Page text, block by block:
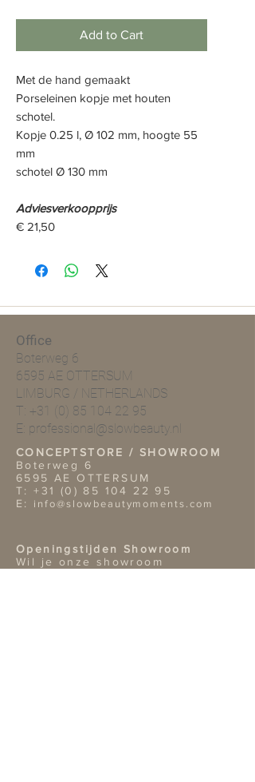
Add to Cart
Met de hand gemaakt
Porseleinen kopje met houten
schotel.
Kopje 0.25 l, Ø 102 mm, hoogte 55
mm
schotel Ø 130 mm
Adviesverkoopprijs
€ 21,50
Office
Boterweg 6
6595 AE OTTERSUM
LIMBURG / NETHERLANDS
T: +31 (0) 85 104 22 95
E: professional@slowbeauty.nl
CONCEPTSTORE / SHOWROOM
Boterweg 6
6595 AE OTTERSUM
T:+31 (0) 85 104 22 95
E: info@slowbeautymoments.com
Openingstijden Showroom
Wil je onze showroom